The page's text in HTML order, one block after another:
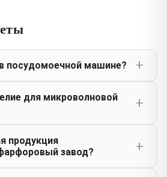
посудомоечной машине?
для микроволновой
продукция
завод?